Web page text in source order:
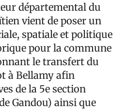
départemental du
vient de poser un
spatiale et politique
pour la commune
le transfert du
à Bellamy afin
de la 5e section
Gandou) ainsi que